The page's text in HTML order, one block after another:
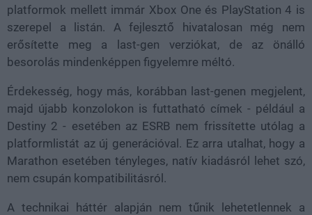
platformok mellett immár Xbox One és PlayStation 4 is
szerepel a listán. A fejlesztő hivatalosan még nem
erősítette meg a last-gen verziókat, de az önálló
besorolás mindenképpen figyelemre méltó.
Érdekesség, hogy más, korábban last-genen megjelent,
majd újabb konzolokon is futtatható címek - például a
Destiny 2 - esetében az ESRB nem frissítette utólag a
platformlistát az új generációval. Ez arra utalhat, hogy a
Marathon esetében tényleges, natív kiadásról lehet szó,
nem csupán kompatibilitásról.
A technikai háttér alapján nem tűnik lehetetlennek a